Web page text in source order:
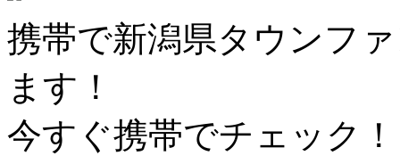
携帯で新潟県タウンフ
ます！
今すぐ携帯でチェック！